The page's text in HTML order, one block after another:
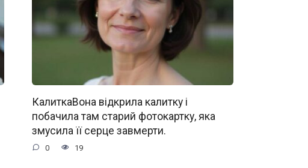
КалиткаВона відкрила калитку і
побачила там старий фотокартку, яка
змусила її серце завмерти.
0 19